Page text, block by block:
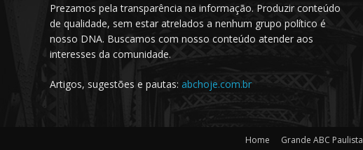
Prezamos pela transparência na informação. Produzir conteúdo
de qualidade, sem estar atrelados a nenhum grupo político é
nosso DNA. Buscamos com nosso conteúdo atender aos
interesses da comunidade.
Artigos, sugestões e pautas: abchoje.com.br
Home Grande ABC Paulista